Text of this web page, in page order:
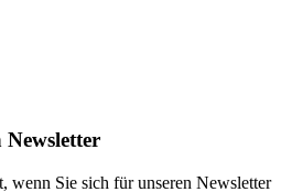
Newsletter
wenn Sie sich für unseren Newsletter